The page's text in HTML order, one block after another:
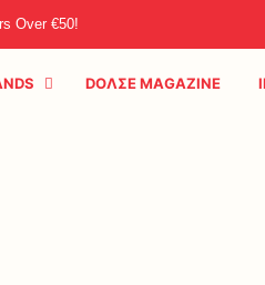
Over €50!
DOΛΣE MAGAZINE